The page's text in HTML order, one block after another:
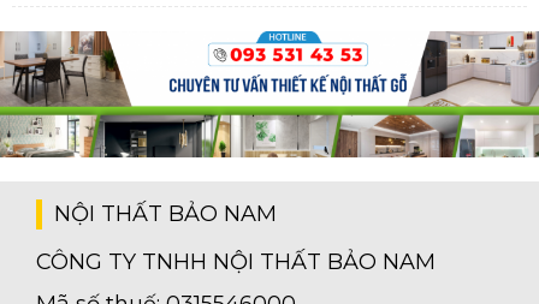
NỘI THẤT BẢO NAM
CÔNG TY TNHH NỘI THẤT BẢO NAM